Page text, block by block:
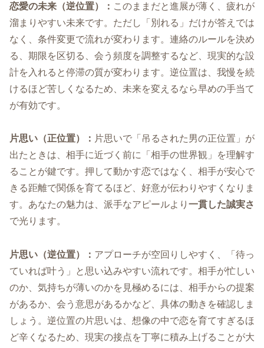
恋愛の未来（逆位置）： このままだと進展が薄く、疲れが
溜まりやすい未来です。ただし「別れる」だけが答えでは
なく、条件変更で流れが変わります。連絡のルールを決め
る、期限を区切る、会う頻度を調整するなど、現実的な設
計を入れると停滞の質が変わります。逆位置は、我慢を続
けるほど苦しくなるため、未来を変えるなら早めの手当て
が有効です。
片思い（正位置）： 片思いで「吊るされた男の正位置」が
出たときは、相手に近づく前に「相手の世界観」を理解す
ることが鍵です。押して動かす恋ではなく、相手が安心で
きる距離で関係を育てるほど、好意が伝わりやすくなりま
す。あなたの魅力は、派手なアピールより 一貫した誠実さ
で光ります。
片思い（逆位置）： アプローチが空回りしやすく、「待っ
ていれば叶う」と思い込みやすい流れです。相手が忙しい
のか、気持ちが薄いのかを見極めるには、相手からの提案
があるか、会う意思があるかなど、具体の動きを確認しま
しょう。逆位置の片思いは、想像の中で恋を育てすぎるほ
ど辛くなるため、現実の接点を丁寧に積み上げることが大